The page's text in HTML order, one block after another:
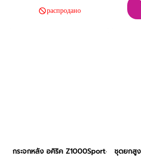
распродано
กระจกหลัง อคิริค Z1000Sport4 ชุดยกสู